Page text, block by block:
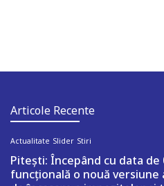
Articole Recente
Actualitate Slider Stiri
Pitești: Începând cu data de
funcțională o nouă